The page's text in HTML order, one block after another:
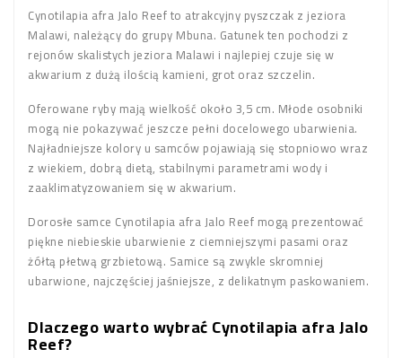
Cynotilapia afra Jalo Reef to atrakcyjny pyszczak z jeziora
Malawi, należący do grupy Mbuna. Gatunek ten pochodzi z
rejonów skalistych jeziora Malawi i najlepiej czuje się w
akwarium z dużą ilością kamieni, grot oraz szczelin.
Oferowane ryby mają wielkość około 3,5 cm. Młode osobniki
mogą nie pokazywać jeszcze pełni docelowego ubarwienia.
Najładniejsze kolory u samców pojawiają się stopniowo wraz
z wiekiem, dobrą dietą, stabilnymi parametrami wody i
zaaklimatyzowaniem się w akwarium.
Dorosłe samce Cynotilapia afra Jalo Reef mogą prezentować
piękne niebieskie ubarwienie z ciemniejszymi pasami oraz
żółtą płetwą grzbietową. Samice są zwykle skromniej
ubarwione, najczęściej jaśniejsze, z delikatnym paskowaniem.
Dlaczego warto wybrać Cynotilapia afra Jalo
Reef?